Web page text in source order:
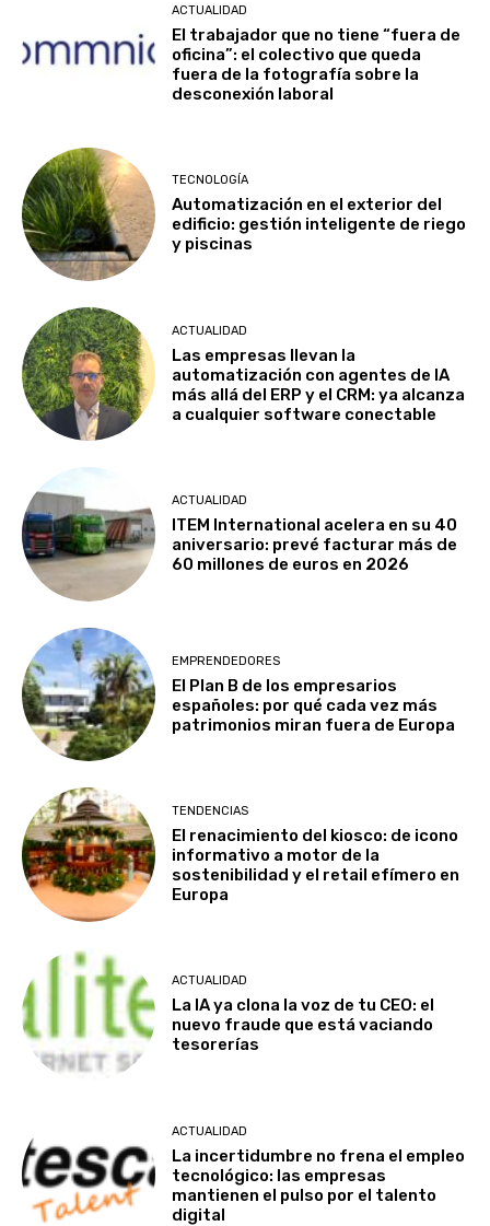
ACTUALIDAD
El trabajador que no tiene “fuera de
oficina”: el colectivo que queda
fuera de la fotografía sobre la
desconexión laboral
TECNOLOGÍA
Automatización en el exterior del
edificio: gestión inteligente de riego
y piscinas
ACTUALIDAD
Las empresas llevan la
automatización con agentes de IA
más allá del ERP y el CRM: ya alcanza
a cualquier software conectable
ACTUALIDAD
ITEM International acelera en su 40
aniversario: prevé facturar más de
60 millones de euros en 2026
EMPRENDEDORES
El Plan B de los empresarios
españoles: por qué cada vez más
patrimonios miran fuera de Europa
TENDENCIAS
El renacimiento del kiosco: de icono
informativo a motor de la
sostenibilidad y el retail efímero en
Europa
ACTUALIDAD
La IA ya clona la voz de tu CEO: el
nuevo fraude que está vaciando
tesorerías
ACTUALIDAD
La incertidumbre no frena el empleo
tecnológico: las empresas
mantienen el pulso por el talento
digital